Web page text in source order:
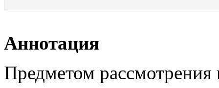
Аннотация
Предметом рассмотрения